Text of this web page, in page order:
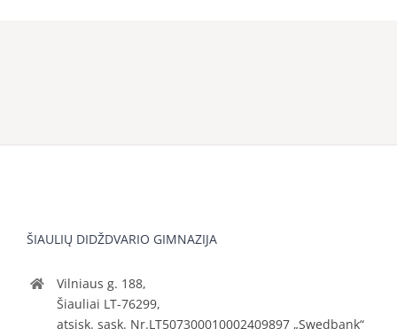
ŠIAULIŲ DIDŽDVARIO GIMNAZIJA
Vilniaus g. 188,
Šiauliai LT-76299,
atsisk. sąsk. Nr.LT507300010002409897 „Swedbank“